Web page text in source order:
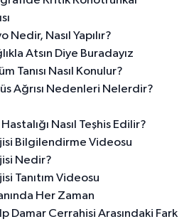
Nasıl Yapılır?
Atsın Diye Buradayız
Tanısı Nasıl Konulur?
Ağrısı Nedenleri Nelerdir?
Nasıl Teşhis Edilir?
Bilgilendirme Videosu
Nedir?
Tanıtım Videosu
Her Zaman
Damar Cerrahisi Arasındaki Fark